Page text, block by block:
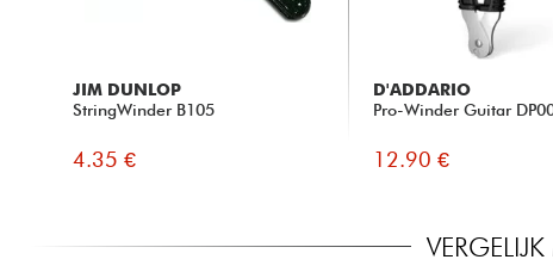
JIM DUNLOP
StringWinder B105
4.35 €
D'ADDARIO
Pro-Winder Guitar
12.90 €